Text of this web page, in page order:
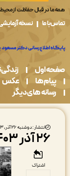
قبال حفاظت از محیط زیست
نسخه آزمایشی
زندگی نامه
ها
عکس
های دیگر
انتشار : دوشنبه ۲۶ آذر, ۱۴۰۳ | ساعت: ۲۳:۰۰